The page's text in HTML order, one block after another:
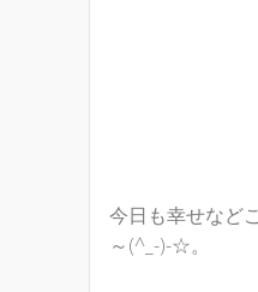
今日も幸せなど
～(^_-)-☆。